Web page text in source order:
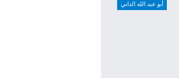
أبو عبد الله الداني